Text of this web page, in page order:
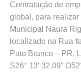
Contratação de
global, para realizar
Municipal Naura
localizado na Rua
Pato Branco – PR,
S26° 13′ 32.09”